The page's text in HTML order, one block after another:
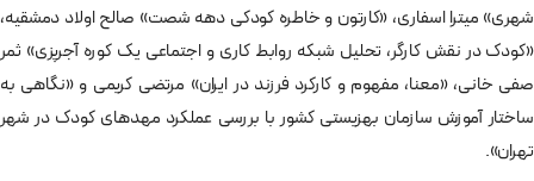
شهری» میترا اسفاری، «کارتون و خاطره کودکی دهه شصت» صالح اولاد دمشقیه،
«کودک در نقش کارگر، تحلیل شبکه روابط کاری و اجتماعی یک کوره آجرپزی» ثمر
صفی خانی، «معنا، مفهوم و کارکرد فرزند در ایران» مرتضی کریمی و «نگاهی به
ساختار آموزش سازمان بهزیستی کشور با بررسی عملکرد مهدهای کودک در شهر
تهران».